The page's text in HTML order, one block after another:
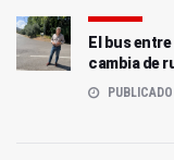
El bus
cambia de